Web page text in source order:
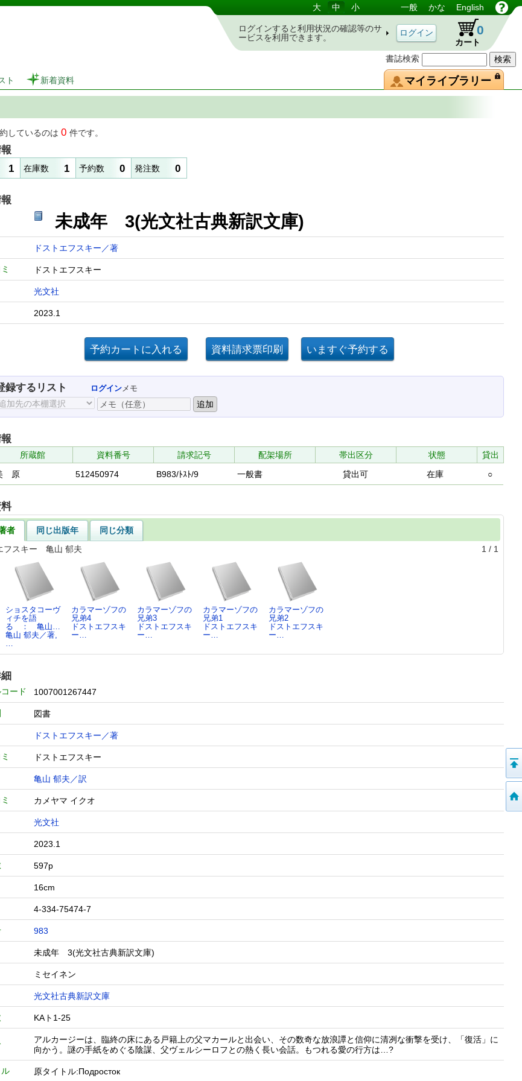
図書館 蔵書検索・予約システム
書誌検索
大 中 小 一般 かな English
ログインすると利用状況の確認等のサ
ービスを利用できます。
カート
0
ト 新着資料 マイライブラリー
しているのは 0 件です。
1 在庫数 1 予約数 0 発注数 0
未成年 3(光文社古典新訳文庫)
ドストエフスキー／著
ドストエフスキー
光文社
2023.1
録するリスト ログインメモ
所蔵館 資料番号 請求記号 配架場所 帯出区分 状態
貸出
原 512450974 B983/ﾄｽﾄ/9 一般書 貸出可 在庫 ○
者 同じ出版年
同じ分類
フスキー 亀山 郁夫
1 / 1
ショスタコーヴ
ィチを語
る ： 亀山…
亀山 郁夫／著,
…
カラマーゾフの
兄弟4
ドストエフスキ
ー…
カラマーゾフの
兄弟3
ドストエフスキ
ー…
カラマーゾフの
兄弟1
ドストエフスキ
ー…
カラマーゾフの
兄弟2
ドストエフスキ
ー…
ード 1007001267447
図書
ドストエフスキー／著
ドストエフスキー
亀山 郁夫／訳
カメヤマ イクオ
光文社
2023.1
597p
16cm
4-334-75474-7
983
未成年 3(光文社古典新訳文庫)
ミセイネン
光文社古典新訳文庫
KAト1-25
アルカージーは、臨終の床にある戸籍上の父マカールと出会い、その数奇な放浪譚と信仰に清冽な衝撃を受け、「復活」に
向かう。謎の手紙をめぐる陰謀、父ヴェルシーロフとの熱く長い会話。もつれる愛の行方は…?
原タイトル:Подросток